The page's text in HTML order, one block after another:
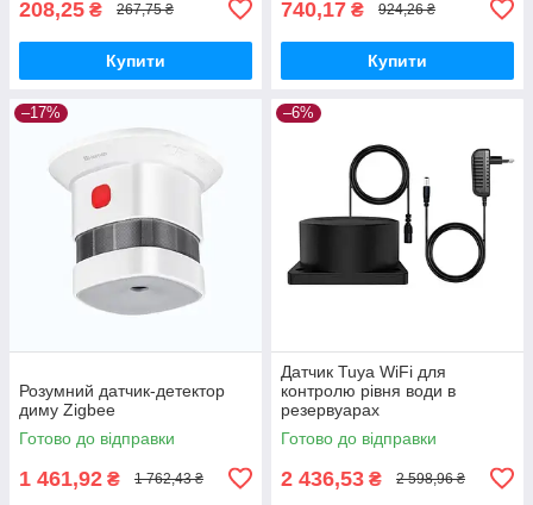
208,25 ₴ 267,75 ₴
Купити
740,17 ₴ 924,26 ₴
Купити
–17%
Розумний датчик-детектор
диму Zigbee
Готово до відправки
1 461,92 ₴ 1 762,43 ₴
–6%
Датчик Tuya WiFi для
контролю рівня води в
резервуарах
Готово до відправки
2 436,53 ₴ 2 598,96 ₴